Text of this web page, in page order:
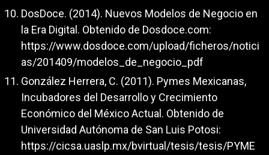
DosDoce. (2014). Nuevos Modelos de Negocio en
la Era Digital. Obtenido de Dosdoce.com:
https://www.dosdoce.com/upload/ficheros/notici
as/201409/modelos_de_negocio_pdf
González Herrera, C. (2011). Pymes Mexicanas,
Incubadores del Desarrollo y Crecimiento
Económico del México Actual. Obtenido de
Universidad Autónoma de San Luis Potosi:
https://cicsa.uaslp.mx/bvirtual/tesis/tesis/PYME